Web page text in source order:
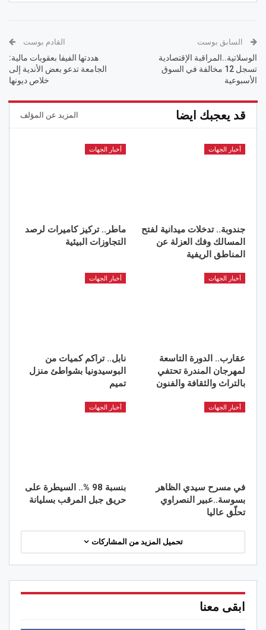
السابق بوست
الوسلاتية..المراقبة الإقتصادية
تسجل 12 مخالفة في السوق
الأسبوعية
القادم بوست
هددتها الفيفا بعقوبات مالية:
الجامعة تدعو بعض الأندية إلى
خلاص ديونها
قد يعجبك ايضا المزيد عن المؤلف
أخبار الجهات
جندوبة.. تدخلات ميدانية لفتح
المسالك وفك العزلة عن
المناطق الريفية
أخبار الجهات
ماطر.. تركيز كاميرات لرصد
التجاوزات البيئية
أخبار الجهات
عقارب.. الدورة التاسعة
لمهرجان المندرة تحتفي
بالتراث والثقافة والفنون
أخبار الجهات
نابل.. تراكم كميات من
البوسيدونيا بشواطئ منزل
تميم
أخبار الجهات
في مسرح سيدي الظاهر
بسوسة..عبير النصراوي
تحلّق عاليا
أخبار الجهات
بنسبة 98 %.. السيطرة على
حريق جبل المرقب بسليانة
تحميل المزيد من المشاركات
ابقى معنا